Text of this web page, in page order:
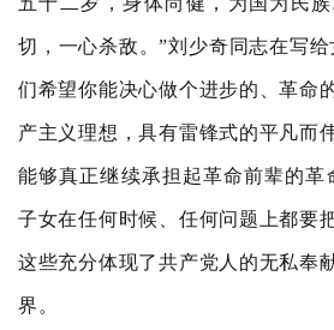
切，一心杀敌。”刘少奇同志在写
们希望你能决心做个进步的、革命
产主义理想，具有雷锋式的平凡而
能够真正继续承担起革命前辈的革
子女在任何时候、任何问题上都要
这些充分体现了共产党人的无私奉
界。